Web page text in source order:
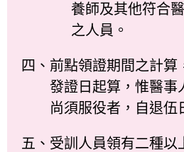
養師及其他符合
之人員。
四、前點領證期間之計算
發證日起算，惟醫事
尚須服役者，自退伍
五、受訓人員領有二種以